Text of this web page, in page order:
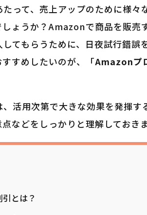
って、売上アップのために様々
ょうか？Amazonで商品を販売
てもらうために、日夜試行錯誤
すめしたいのが、「Amazonプ
活用次第で大きな効果を発揮す
などをしっかりと理解しておきま
とは？